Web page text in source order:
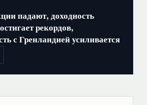
падают, доходность
рекордов,
с Гренландией усиливается